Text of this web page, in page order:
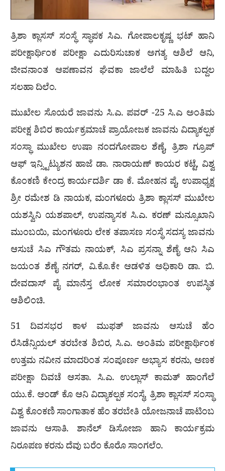
ತ್ರಿಶಾ ಕ್ಲಾಸಸ್ ಸಂಸ್ಥೆ ಸ್ಥಾಪಕ ಸಿಎ. ಗೋಪಾಲಕೃಷ್ಣ ಭಟ್ ಹಾನಿ
ಪರೀಕ್ಷಾರ್ಥಿಂಕ ಪರೀಕ್ಷಾ ಎದುರಿಸುಚಾಕ ಅಗತ್ಯ ಆಶಿಲೆ ಆನಿ,
ಜೀವನಾಂತ ಆಪಣಾವನ ಘೆವಕಾ ಜಾಲೆಲೆ ಮಾಹಿತಿ ಬದ್ದಲ
ಸಲಹಾ ದಿಲೆಂ.
ಮುಖೇಲ ಸೊಯರೆ ಜಾವನು ಸಿ.ಎ. ಪವರ್ -25 ಸಿ.ಎ ಅಂತಿಮ
ಪರೀಕ್ಷ ಶಿಬಿರ ಕಾರ್ಯಕ್ರಮಾಚೆ ಪ್ರಾಯೋಜಕ ಜಾವನು ವಿದ್ಯಾಕಲ್ಪಕ
ಸಂಸ್ಥಾ ಮುಖೇಲ ಉಷಾ ನಂದಗೋಪಾಲ ಶೆಣೈ, ತ್ರಿಶಾ ಗ್ರೂಪ್
ಆಫ್ ಇನ್ಸ್ಟಿಟ್ಯುಶನ ಹಾಜೆ ಡಾ. ನಾರಾಯಣ್ ಕಾಯರ ಕಟ್ಟೆ, ವಿಶ್ವ
ಕೊಂಕಣಿ ಕೇಂದ್ರ ಕಾರ್ಯದರ್ಶಿ ಡಾ ಕೆ. ಮೋಹನ ಪೈ, ಉಪಾಧ್ಯಕ್ಷ
ಶ್ರೀ ರಮೇಶ ಡಿ ನಾಯಕ, ಮಂಗಳೂರು ತ್ರಿಶಾ ಕ್ಲಾಸಸ್ ಮುಖೇಲ
ಯಶಸ್ವಿನಿ ಯಶಪಾಲ್, ಉಪನ್ಯಾಸಕ ಸಿ.ಎ. ಕರಣ್ ಮನ್ಸೂಖಾನಿ
ಮುಂಬಯಿ, ಮಂಗಳೂರು ಲೇಕ ತಪಾಸಣ ಸಂಸ್ಥೆ ಸದಸ್ಯ ಜಾವನು
ಆಸುಚೆ ಸಿಎ ಗೌತಮ ನಾಯಕ್, ಸಿಎ ಪ್ರಸನ್ನಾ ಶೆಣೈ ಆನಿ ಸಿಎ
ಜಯಂತ ಶೆಣೈ ನಗರ್, ವಿ.ಕೊ.ಕೇ ಆಡಳಿತ ಅಧಿಕಾರಿ ಡಾ. ಬಿ.
ದೇವದಾಸ್ ಪೈ ಮಾನೆಸ್ತ ಲೋಕ ಸಮಾರಂಭಾಂತ ಉಪಸ್ಥಿತ
ಆಶಿಲಿಂಚಿ.
51 ದಿವಸಭರ ಕಾಳ ಮುಫತ್ ಜಾವನು ಆಸುಚೆ ಹೆಂ
ರೆಸಿಡೆನ್ಸಿಯಲ್ ತರಬೇತ ಶಿಬಿರ, ಸಿ.ಎ. ಅಂತಿಮ ಪರೀಕ್ಷಾರ್ಥಿಂಕ
ಉತ್ತಮ ನವೀನ ಮಾದರಿಂತ ಸಂಪೂರ್ಣ ಅಭ್ಯಾಸ ಕರನು, ಅಣಕ
ಪರೀಕ್ಷಾ ದಿವಚೆ ಆಸತಾ. ಸಿ.ಎ. ಉಲ್ಲಾಸ್ ಕಾಮತ್ ಹಾಂಗೆಲೆ
ಯು.ಕೆ. ಆಂಡ್ ಕೊ ಆನಿ ವಿದ್ಯಾಕಲ್ಪಕ ಸಂಸ್ಥೆ, ತ್ರಿಶಾ ಕ್ಲಾಸಸ್ ಸಂಸ್ಥಾ
ವಿಶ್ವ ಕೊಂಕಣಿ ಸಾಂಗಾತಾಕ ಹೆಂ ತರಬೇತಿ ಯೋಜನಾಚೆ ಪಾಟಿಂಬ
ಜಾವನು ಆಸಾತಿ. ಶಾನೆಲ್ ಡಿಸೋಜಾ ಹಾನಿ ಕಾರ್ಯಕ್ರಮ
ನಿರೂಪಣ ಕರನು ದೆವು ಬರೆಂ ಕೊರೊ ಸಾಂಗಲೆಂ.